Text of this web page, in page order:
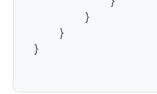
}
}
}